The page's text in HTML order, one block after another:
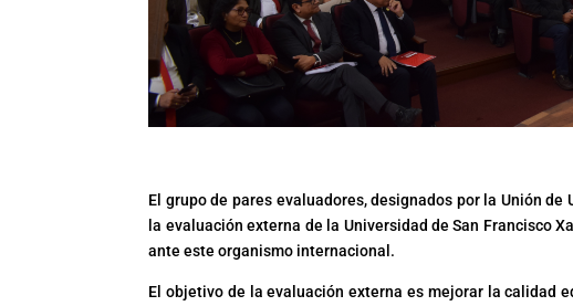
El grupo de pares evaluadores, designados por la Unión
la evaluación externa de la Universidad de San Francisco
ante este organismo internacional.
El objetivo de la evaluación externa es mejorar la calidad